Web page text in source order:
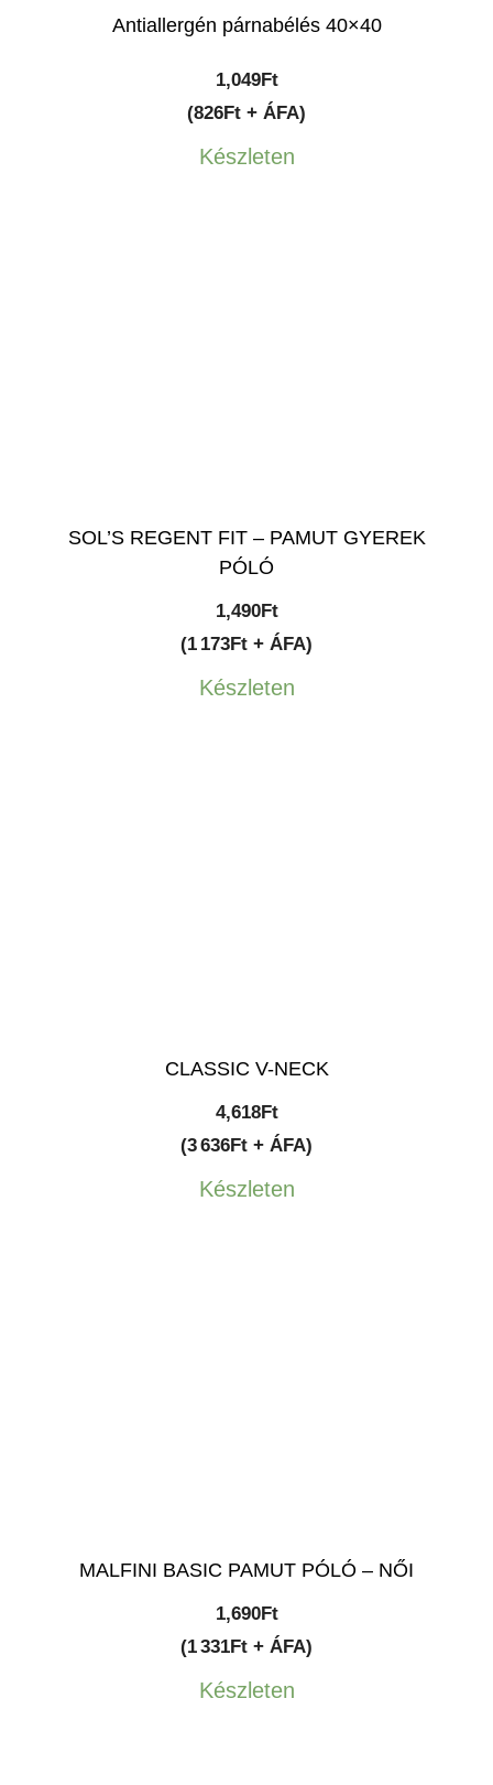
Antiallergén párnabélés 40×40
1,049Ft
(826Ft + ÁFA)
Készleten
SOL’S REGENT FIT – PAMUT GYEREK
PÓLÓ
1,490Ft
(1 173Ft + ÁFA)
Készleten
CLASSIC V-NECK
4,618Ft
(3 636Ft + ÁFA)
Készleten
MALFINI BASIC PAMUT PÓLÓ – NŐI
1,690Ft
(1 331Ft + ÁFA)
Készleten